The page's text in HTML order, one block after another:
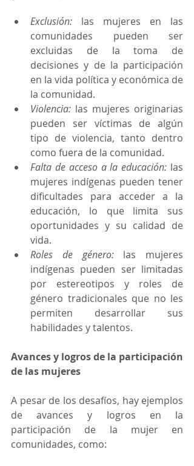
Exclusión: las mujeres en las
comunidades pueden ser
excluidas de la toma de
decisiones y de la participación
en la vida política y económica de
la comunidad.
Violencia: las mujeres originarias
pueden ser víctimas de algún
tipo de violencia, tanto dentro
como fuera de la comunidad.
Falta de acceso a la educación: las
mujeres indígenas pueden tener
dificultades para acceder a la
educación, lo que limita sus
oportunidades y su calidad de
vida.
Roles de género: las mujeres
indígenas pueden ser limitadas
por estereotipos y roles de
género tradicionales que no les
permiten desarrollar sus
habilidades y talentos.
Avances y logros de la participación
de las mujeres
A pesar de los desafíos, hay ejemplos
de avances y logros en la
participación de la mujer en
comunidades, como: